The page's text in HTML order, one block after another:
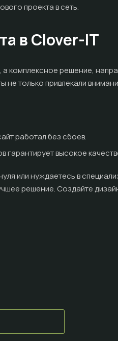
проекта в сеть.
в Clover-IT
а комплексное решение,
только привлекали
работал без сбоев.
высокое
или нуждаетесь в
решение. Создайте